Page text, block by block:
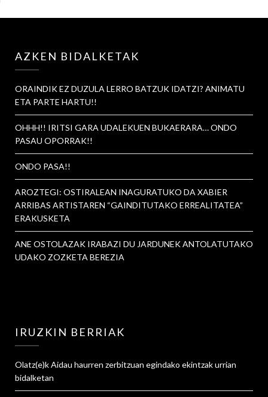
AZKEN BIDALKETAK
ORAINDIK EZ DUZULA LERRO BATZUK IDATZI? ANIMATU
ETA PARTE HARTU!!
OHHH!! IRITSI GARA UDALEKUEN BUKAERARA… ONDO
PASAU OPORRAK!!
ONDO PASA!!
AROZTEGI: OSTIRALEAN INAGURATUKO DA XABIER
ARRIBAS ARTISTAREN “GAINDITUTAKO ERREALITATEA”
ERAKUSKETA
ANE OSTOLAZAK IRABAZI DU JARDUNEK ANTOLATUTAKO
UDAKO ZOZKETA BEREZIA
IRUZKIN BERRIAK
Olatz(e)kAidau haurren zerbitzuan egindako ekintzak urrian
bidalketan